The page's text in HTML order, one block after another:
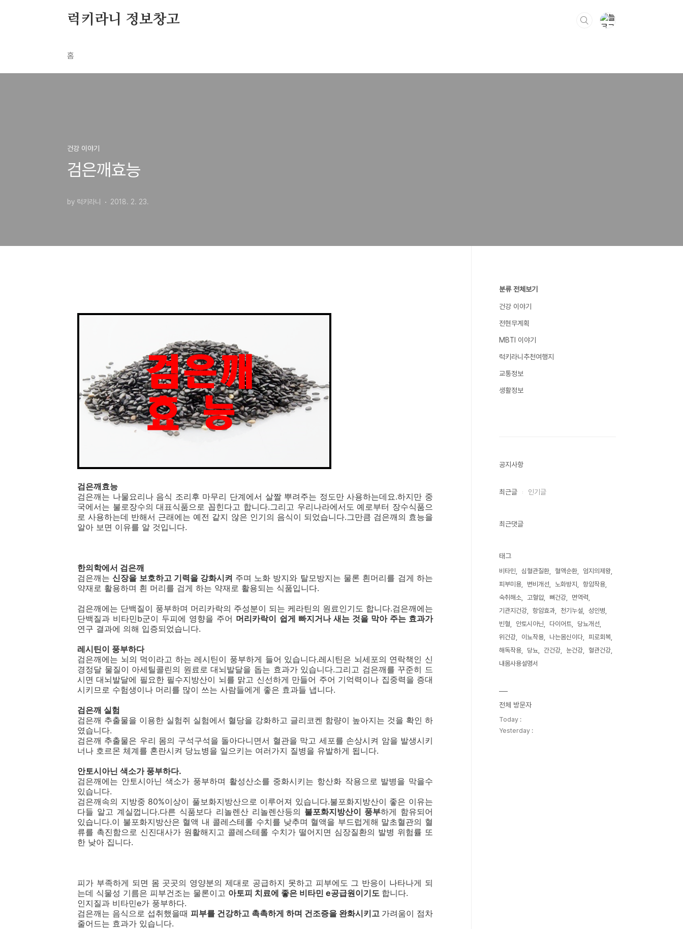
럭키라니 정보창고
홈
건강 이야기
검은깨효능
by 럭키라니 2018. 2. 23.
검은깨효능
검은깨는 나물요리나 음식 조리후 마무리 단계에서 살짤 뿌려주는 정도만 사용하는데요.하지만 중
국에서는 불로장수의 대표식품으로 꼽힌다고 합니다.그리고 우리나라에서도 예로부터 장수식품으
로 사용하는데 반해서 근래에는 예전 같지 않은 인기의 음식이 되었습니다.그만큼 검은깨의 효능을
알아 보면 이유를 알 것입니다.
한의학에서 검은깨
검은깨는신장을 보호하고 기력을 강화시켜 주며 노화 방지와 탈모방지는 물론 흰머리를 검게 하는
약재로 활용하며 흰 머리를 검게 하는 약재로 활용되는 식품입니다.
검은깨에는 단백질이 풍부하며 머리카락의 주성분이 되는 케라틴의 원료인기도 합니다.검은깨에는
단백질과 비타민b군이 두피에 영향을 주어 머리카락이 쉽게 빠지거나 새는 것을 막아 주는 효과가
연구 결과에 의해 입증되었습니다.
레시틴이 풍부하다
검은깨에는 뇌의 먹이라고 하는 레시틴이 풍부하게 들어 있습니다.레시틴은 뇌세포의 연락책인 신
경정달 물질이 아세틸콜린의 원료로 대뇌발달을 돕는 효과가 있습니다.그리고 검은깨를 꾸준히 드
시면 대뇌발달에 필요한 필수지방산이 뇌를 맑고 신선하게 만들어 주어 기억력이나 집중력을 증대
시키므로 수험생이나 머리를 많이 쓰는 사람들에게 좋은 효과들 냅니다.
검은깨 실험
검은깨 추출물을 이용한 실험쥐 실험에서 혈당을 강화하고 글리코켄 함량이 높아지는 것을 확인 하
였습니다.
검은깨 추출물은 우리 몸의 구석구석을 돌아다니면서 혈관을 막고 세포를 손상시켜 암을 발생시키
너나 호르몬 체계를 혼란시켜 당뇨병을 일으키는 여러가지 질병을 유발하게 됩니다.
안토시아닌 색소가 풍부하다.
검은깨에는 안토시아닌 색소가 풍부하며 활성산소를 중화시키는 항산화 작용으로 발병을 막을수
있습니다.
검은깨속의 지방중 80%이상이 풀보화지방산으로 이루어져 있습니다.불포화지방산이 좋은 이유는
다들 알고 계실껍니다.다른 식품보다 리놀렌산 리놀렌산등의 불포화지방산이 풍부하게 함유되어
있습니다.이 불포화지방산은 혈액 내 콜레스테롤 수치를 낮추며 혈액을 부드럽게해 말초혈관의 혈
류를 촉진함으로 신진대사가 원활해지고 콜레스테롤 수치가 떨어지면 심장질환의 발병 위험률 또
한 낮아 집니다.
피가 부족하게 되면 몸 곳곳의 영양분의 제대로 공급하지 못하고 피부에도 그 반응이 나타나게 되
는데 식물성 기름은 피부건조는 물론이고 아토피 치료에 좋은 비타민 e공급원이기도 합니다.
인지질과 비타민e가 풍부하다.
검은깨는 음식으로 섭취했을때 피부를 건강하고 촉촉하게 하며 건조증을 완화시키고 가려움이 점차
줄어드는 효과가 있습니다.
분류 전체보기
건강 이야기
전현무계획
MBTI 이야기
럭키라니추천여행지
교통정보
생활정보
공지사항
최근글 인기글
최근댓글
태그
비타민 심혈관질환 혈액순환
엄지의제왕
피부미용
변비개선 노화방지
항암작용
숙취해소
고혈압 뼈건강
면역력
기관지건강
항암효과 천기누설
성인병
빈혈
안토시아닌 다이어트
당뇨개선
위건강
이뇨작용 나는몸신이다
피로회복
해독작용
당뇨 간건강 눈건강
혈관건강
내몸사용설명서
전체 방문자
Today :
Yesterday :